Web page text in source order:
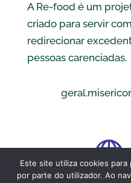
A Re-food é um
criado para servir
redirecionar
pessoas carenciadas.

Este site utiliza cookies
por parte do utilizador. Ao